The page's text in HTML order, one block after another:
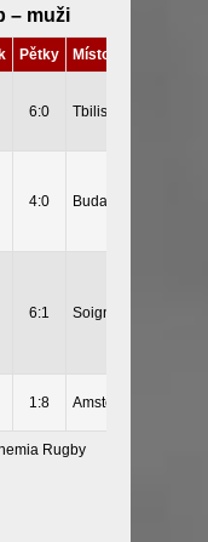
– muži
Pětky Místo
6:0 Tbilisi
4:0 Budapešť
6:1 Soignies
1:8 Amsterdam
Rugby